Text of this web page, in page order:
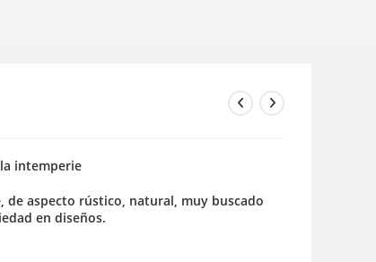
intemperie
de aspecto rústico, natural, muy buscado
en diseños.